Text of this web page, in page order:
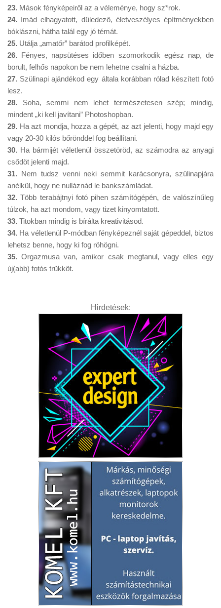
23. Mások fényképeiről az a véleménye, hogy sz*rok.
24. Imád elhagyatott, düledező, életveszélyes építményekben
bóklászni, hátha talál egy jó témát.
25. Utálja „amatőr” barátod profilképét.
26. Fényes, napsütéses időben szomorkodik egész nap, de
borult, felhős napokon be nem lehetne csalni a házba.
27. Szülinapi ajándékod egy általa korábban rólad készített fotó
lesz.
28. Soha, semmi nem lehet természetesen szép; mindig,
mindent „ki kell javítani” Photoshopban.
29. Ha azt mondja, hozza a gépét, az azt jelenti, hogy majd egy
vagy 20-30 kilós bőrönddel fog beállítani.
30. Ha bármijét véletlenül összetöröd, az számodra az anyagi
csődöt jelenti majd.
31. Nem tudsz venni neki semmit karácsonyra, szülinapjára
anélkül, hogy ne nulláznád le bankszámládat.
32. Több terabájtnyi fotó pihen számítógépén, de valószínűleg
túlzok, ha azt mondom, vagy tizet kinyomtatott.
33. Titokban mindig is bírálta kreativitásod.
34. Ha véletlenül P-módban fényképeznél saját gépeddel, biztos
lehetsz benne, hogy ki fog röhögni.
35. Orgazmusa van, amikor csak megtanul, vagy elles egy
új(abb) fotós trükköt.
Hirdetések: